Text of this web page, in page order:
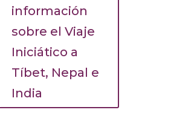
información
sobre el Viaje
Iniciático a
Tíbet, Nepal e
India